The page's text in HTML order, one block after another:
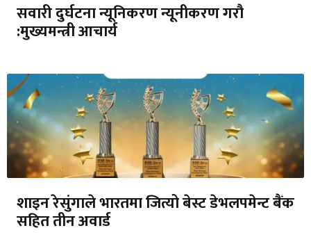
सवारी दुर्घटना न्यूनिकरण न्यूनीकरण गरौ
:मुख्यमन्त्री आचार्य
शाइन रेसुंगाले भारतमा जित्यो बेस्ट डेभलपमेन्ट बैंक
सहित तीन अवार्ड